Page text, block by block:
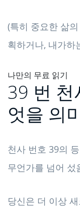
(특히 중요한 삶
획하거나, 내가하
나만의 무료 읽기
39 번 천
엇을 의
천사 번호 39의
무언가를 넘어 섰
당신은 더 이상